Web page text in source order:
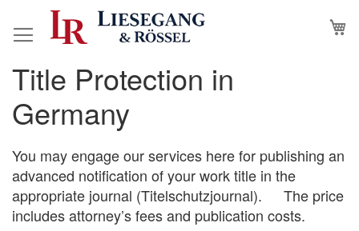
to
Title Protection in
Germany
You may engage our services here for publishing an
advanced notification of your work title in the
appropriate journal (Titelschutzjournal). The price
includes attorney’s fees and publication costs.
Skip
to
the
end
of
the
images
gallery
Skip
to
the
beginning
of
the
images
gallery